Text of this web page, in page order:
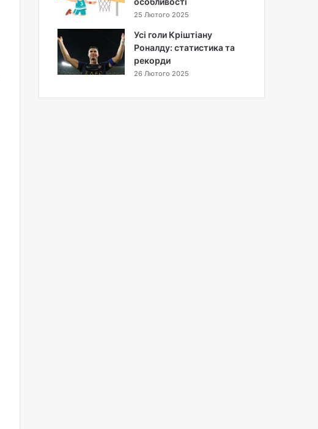
р
з
и
25 Лютого 2025
Усі голи Кріштіану
Роналду: статистика та
рекорди
26 Лютого 2025